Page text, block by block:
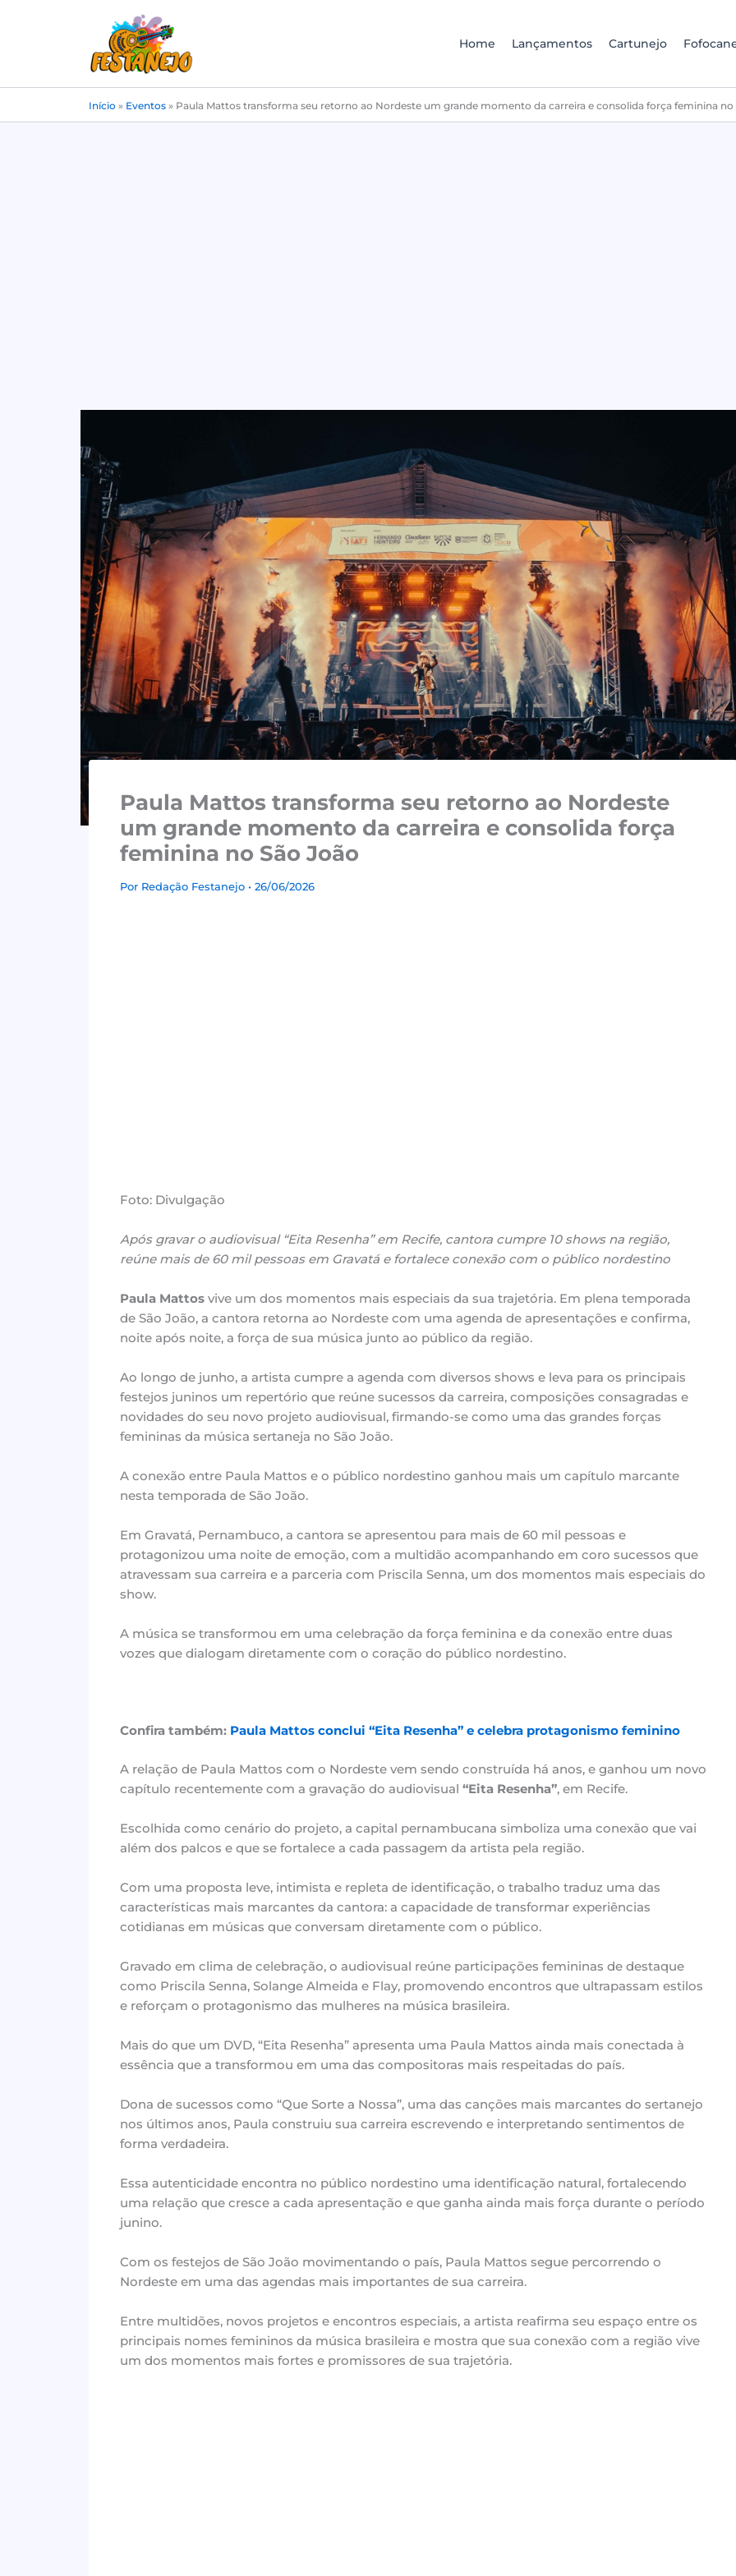
Home Lançamentos Cartunejo
Início » Eventos » Paula Mattos transforma seu retorno ao Nordeste um grande momento da carreira e consolida força feminina no
Paula Mattos transforma seu retorno ao Nordeste
um grande momento da carreira e consolida força
feminina no São João
Por Redação Festanejo • 26/06/2026
Foto: Divulgação
Após gravar o audiovisual “Eita Resenha” em Recife, cantora cumpre 10 shows na região,
reúne mais de 60 mil pessoas em Gravatá e fortalece conexão com o público nordestino
Paula Mattosvive um dos momentos mais especiais da sua trajetória. Em plena temporada
de São João, a cantora retorna ao Nordeste com uma agenda de apresentações e confirma,
noite após noite, a força de sua música junto ao público da região.
Ao longo de junho, a artista cumpre a agenda com diversos shows e leva para os principais
festejos juninos um repertório que reúne sucessos da carreira, composições consagradas e
novidades do seu novo projeto audiovisual, firmando-se como uma das grandes forças
femininas da música sertaneja no São João.
A conexão entre Paula Mattos e o público nordestino ganhou mais um capítulo marcante
nesta temporada de São João.
Em Gravatá, Pernambuco, a cantora se apresentou para mais de 60 mil pessoas e
protagonizou uma noite de emoção, com a multidão acompanhando em coro sucessos que
atravessam sua carreira e a parceria com Priscila Senna, um dos momentos mais especiais do
show.
A música se transformou em uma celebração da força feminina e da conexão entre duas
vozes que dialogam diretamente com o coração do público nordestino.
Confira também: Paula Mattos conclui “Eita Resenha” e celebra protagonismo feminino
A relação de Paula Mattos com o Nordeste vem sendo construída há anos, e ganhou um novo
capítulo recentemente com a gravação do audiovisual “Eita Resenha”, em Recife.
Escolhida como cenário do projeto, a capital pernambucana simboliza uma conexão que vai
além dos palcos e que se fortalece a cada passagem da artista pela região.
Com uma proposta leve, intimista e repleta de identificação, o trabalho traduz uma das
características mais marcantes da cantora: a capacidade de transformar experiências
cotidianas em músicas que conversam diretamente com o público.
Gravado em clima de celebração, o audiovisual reúne participações femininas de destaque
como Priscila Senna, Solange Almeida e Flay, promovendo encontros que ultrapassam estilos
e reforçam o protagonismo das mulheres na música brasileira.
Mais do que um DVD, “Eita Resenha” apresenta uma Paula Mattos ainda mais conectada à
essência que a transformou em uma das compositoras mais respeitadas do país.
Dona de sucessos como “Que Sorte a Nossa”, uma das canções mais marcantes do sertanejo
nos últimos anos, Paula construiu sua carreira escrevendo e interpretando sentimentos de
forma verdadeira.
Essa autenticidade encontra no público nordestino uma identificação natural, fortalecendo
uma relação que cresce a cada apresentação e que ganha ainda mais força durante o período
junino.
Com os festejos de São João movimentando o país, Paula Mattos segue percorrendo o
Nordeste em uma das agendas mais importantes de sua carreira.
Entre multidões, novos projetos e encontros especiais, a artista reafirma seu espaço entre os
principais nomes femininos da música brasileira e mostra que sua conexão com a região vive
um dos momentos mais fortes e promissores de sua trajetória.